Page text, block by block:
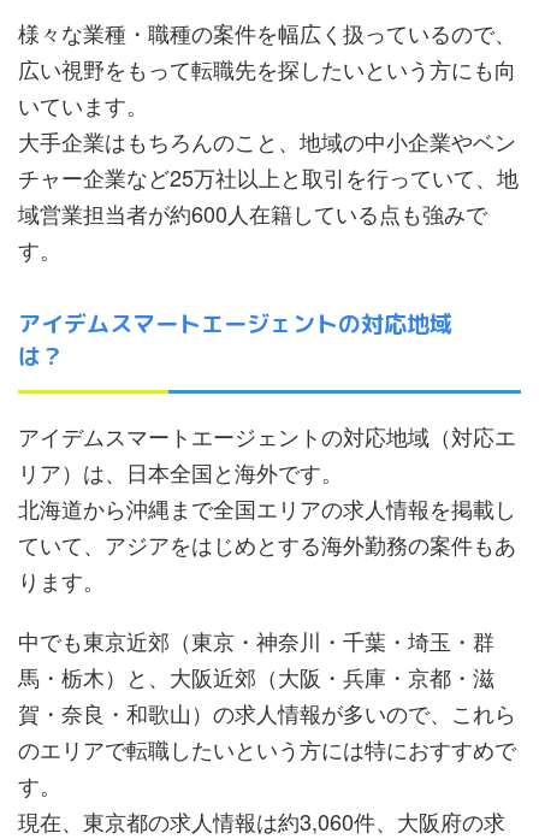
様々な業種・職種の案件を幅広く扱っているので、
広い視野をもって転職先を探したいという方にも向
いています。
大手企業はもちろんのこと、地域の中小企業やベン
チャー企業など25万社以上と取引を行っていて、地
域営業担当者が約600人在籍している点も強みで
す。
アイデムスマートエージェントの対応地域
は？
アイデムスマートエージェントの対応地域（対応エ
リア）は、日本全国と海外です。
北海道から沖縄まで全国エリアの求人情報を掲載し
ていて、アジアをはじめとする海外勤務の案件もあ
ります。
中でも東京近郊（東京・神奈川・千葉・埼玉・群
馬・栃木）と、大阪近郊（大阪・兵庫・京都・滋
賀・奈良・和歌山）の求人情報が多いので、これら
のエリアで転職したいという方には特におすすめで
す。
現在、東京都の求人情報は約3,060件、大阪府の求